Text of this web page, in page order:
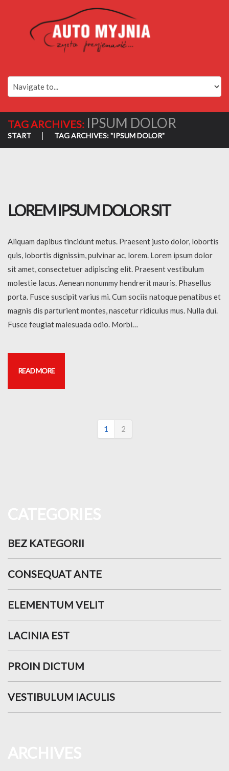
TAG ARCHIVES: IPSUM DOLOR
START TAG ARCHIVES: "IPSUM DOLOR"
LOREM IPSUM DOLOR SIT
Aliquam dapibus tincidunt metus. Praesent justo dolor, lobortis
quis, lobortis dignissim, pulvinar ac, lorem. Lorem ipsum dolor
sit amet, consectetuer adipiscing elit. Praesent vestibulum
molestie lacus. Aenean nonummy hendrerit mauris. Phasellus
porta. Fusce suscipit varius mi. Cum sociis natoque penatibus et
magnis dis parturient montes, nascetur ridiculus mus. Nulla dui.
Fusce feugiat malesuada odio. Morbi…
READ MORE
1 2
BEZ KATEGORII
CONSEQUAT ANTE
ELEMENTUM VELIT
LACINIA EST
PROIN DICTUM
VESTIBULUM IACULIS